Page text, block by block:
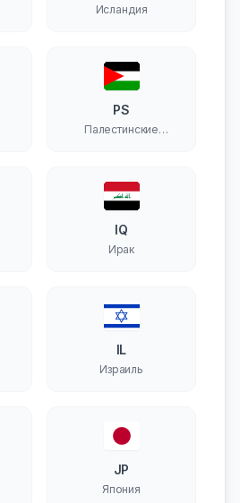
Исландия
PS
Палестинские
IQ
Ирак
IL
Израиль
JP
Япония